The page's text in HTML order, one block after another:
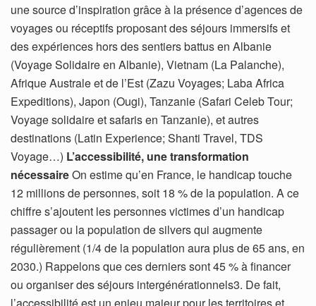
une source d’inspiration grâce à la présence d’agences de
voyages ou réceptifs proposant des séjours immersifs et
des expériences hors des sentiers battus en Albanie
(Voyage Solidaire en Albanie), Vietnam (La Palanche),
Afrique Australe et de l’Est (Zazu Voyages; Laba Africa
Expeditions), Japon (Ougi), Tanzanie (Safari Celeb Tour;
Voyage solidaire et safaris en Tanzanie), et autres
destinations (Latin Experience; Shanti Travel, TDS
Voyage…) L’accessibilité, une transformation
nécessaireOn estime qu’en France, le handicap touche
12 millions de personnes, soit 18 % de la population. A ce
chiffre s’ajoutent les personnes victimes d’un handicap
passager ou la population de silvers qui augmente
régulièrement (1/4 de la population aura plus de 65 ans, en
2030.) Rappelons que ces derniers sont 45 % à financer
ou organiser des séjours intergénérationnels3. De fait,
l’accessibilité est un enjeu majeur pour les territoires et